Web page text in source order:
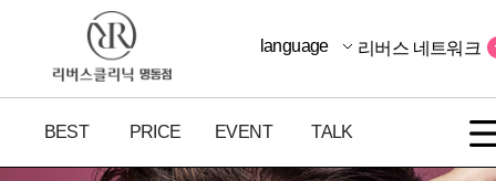
BEST PRICE EVENT TALK
language 리버스 네트워크